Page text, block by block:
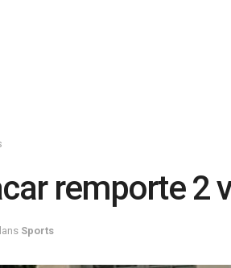
remporte 2
Sports